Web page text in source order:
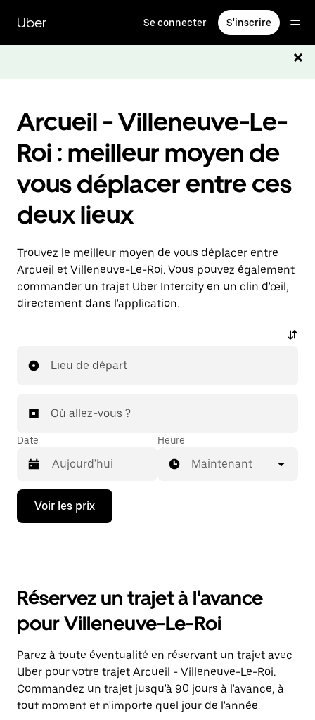
contenu
principal
Uber Se connecter S'inscrire
Arcueil - Villeneuve-Le-
Roi : meilleur moyen de
vous déplacer entre ces
deux lieux
Trouvez le meilleur moyen de vous déplacer entre
Arcueil et Villeneuve-Le-Roi. Vous pouvez également
commander un trajet Uber Intercity en un clin d'œil,
directement dans l'application.
Lieu de départ
Où allez-vous ?
Date
Appuyez
la
ouvrir
calendrier
et
sélectionner
une
date.
Appuyez
sur
la
Heure
Maintenant
Voir les prix
Réservez un trajet à l'avance
pour Villeneuve-Le-Roi
Parez à toute éventualité en réservant un trajet avec
Uber pour votre trajet Arcueil - Villeneuve-Le-Roi.
Commandez un trajet jusqu'à 90 jours à l'avance, à
tout moment et n'importe quel jour de l'année.